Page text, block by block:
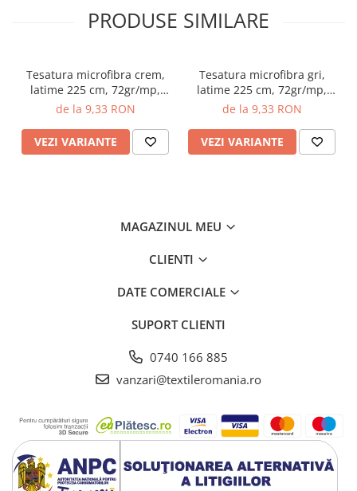
PRODUSE SIMILARE
Tesatura microfibra crem,
latime 225 cm, 72gr/mp,
Gecor
de la 9,33 RON
VEZI VARIANTE
Tesatura microfibra gri,
latime 225 cm, 72gr/mp,
Gecor
de la 9,33 RON
VEZI VARIANTE
MAGAZINUL MEU
CLIENTI
DATE COMERCIALE
SUPORT CLIENTI
0740 166 885
vanzari@textileromania.ro